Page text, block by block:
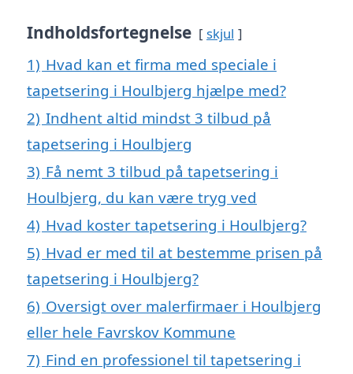
Indholdsfortegnelse skjul
1) Hvad kan et firma med speciale i
tapetsering i Houlbjerg hjælpe med?
2) Indhent altid mindst 3 tilbud på
tapetsering i Houlbjerg
3) Få nemt 3 tilbud på tapetsering i
Houlbjerg, du kan være tryg ved
4) Hvad koster tapetsering i Houlbjerg?
5) Hvad er med til at bestemme prisen på
tapetsering i Houlbjerg?
6) Oversigt over malerfirmaer i Houlbjerg
eller hele Favrskov Kommune
7) Find en professionel til tapetsering i